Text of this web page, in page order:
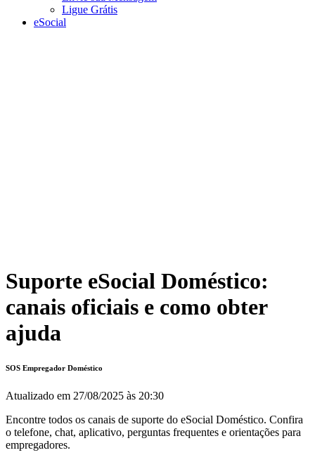
Ligue Grátis
eSocial
Suporte eSocial Doméstico:
canais oficiais e como obter
ajuda
SOS Empregador Doméstico
Atualizado em 27/08/2025 às 20:30
Encontre todos os canais de suporte do eSocial Doméstico. Confira
o telefone, chat, aplicativo, perguntas frequentes e orientações para
empregadores.